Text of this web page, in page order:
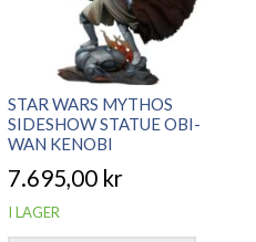
STAR WARS MYTHOS
SIDESHOW STATUE OBI-
WAN KENOBI
7.695,00 kr
I LAGER